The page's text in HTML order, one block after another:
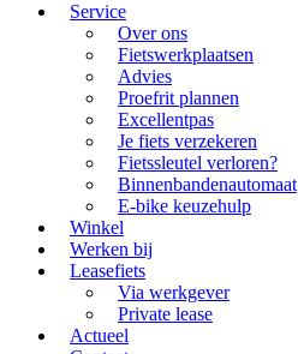
Service
Over ons
Fietswerkplaatsen
Advies
Proefrit plannen
Excellentpas
Je fiets verzekeren
Fietssleutel verloren?
Binnenbandenautomaat
E-bike keuzehulp
Winkel
Werken bij
Leasefiets
Via werkgever
Private lease
Actueel